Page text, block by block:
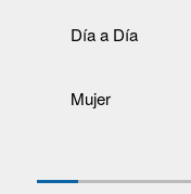
Día a Día
Mujer